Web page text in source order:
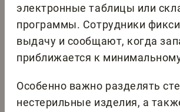
электронные таблицы или
программы. Сотрудники
выдачу и сообщают, когда
приближается к
Особенно важно разделять
нестерильные изделия, а